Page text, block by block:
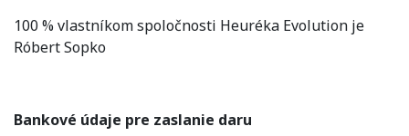
100 % vlastníkom spoločnosti Heuréka Evolution je
Róbert Sopko
Bankové údaje pre zaslanie daru